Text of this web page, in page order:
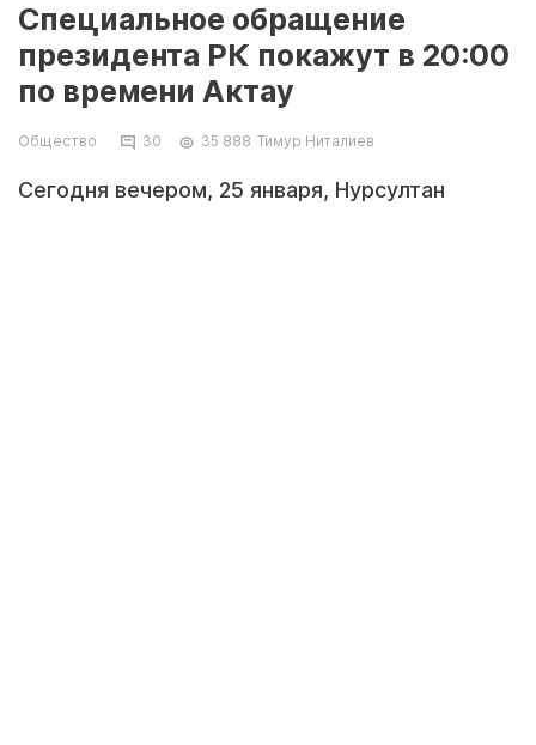
Специальное обращение
президента РК покажут в 20:00
по времени Актау
Общество 30 35 888 Тимур Ниталиев
Сегодня вечером, 25 января, Нурсултан